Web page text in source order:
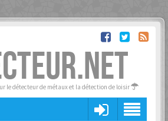
le détecteur de métaux et la détection de loisir